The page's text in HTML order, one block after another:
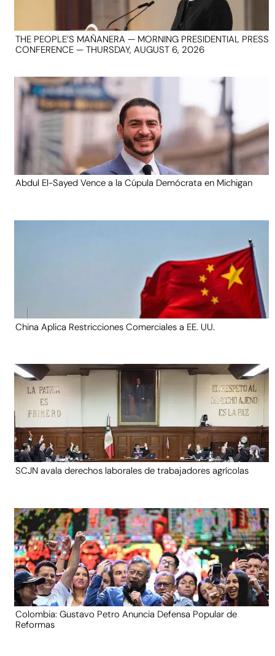
THE PEOPLE’S MAÑANERA — MORNING PRESIDENTIAL PRESS
CONFERENCE — THURSDAY, AUGUST 6, 2026
Abdul El-Sayed Vence a la Cúpula Demócrata en Michigan
China Aplica Restricciones Comerciales a EE. UU.
SCJN avala derechos laborales de trabajadores agrícolas
Colombia: Gustavo Petro Anuncia Defensa Popular de
Reformas